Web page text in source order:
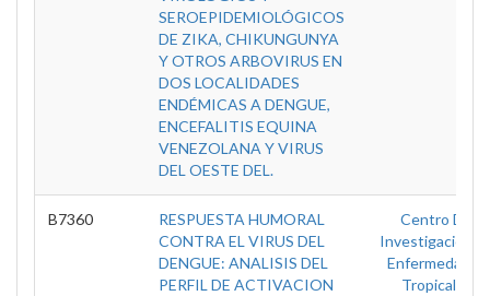
SEROEPIDEMIOLÓGICOS
DE ZIKA, CHIKUNGUNYA
Y OTROS ARBOVIRUS EN
DOS LOCALIDADES
ENDÉMICAS A DENGUE,
ENCEFALITIS EQUINA
VENEZOLANA Y VIRUS
DEL OESTE DEL.
B7360
RESPUESTA HUMORAL
CONTRA EL VIRUS DEL
DENGUE: ANALISIS DEL
PERFIL DE ACTIVACION
Centro De
Investigación
Enfermedades
Tropicales